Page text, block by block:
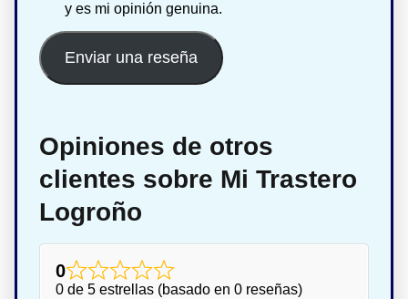
y es mi opinión genuina.
Enviar una reseña
Opiniones de otros
clientes sobre Mi Trastero
Logroño
0
0 de 5 estrellas (basado en 0 reseñas)